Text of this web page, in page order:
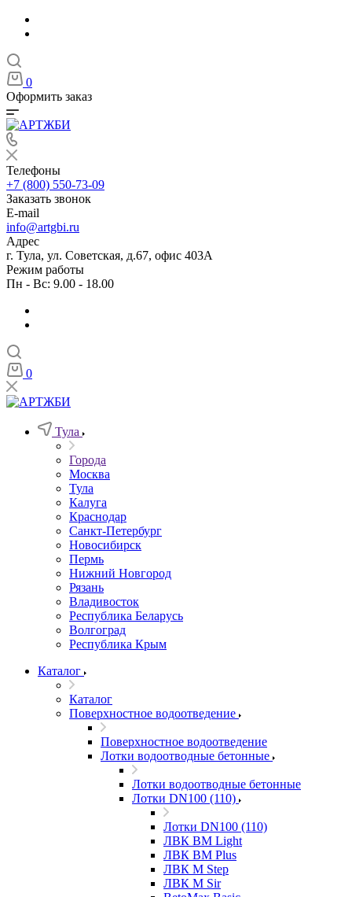
0
Оформить заказ
Телефоны
+7 (800) 550-73-09
Заказать звонок
E-mail
info@artgbi.ru
Адрес
г. Тула, ул. Советская, д.67, офис 403А
Режим работы
Пн - Вс: 9.00 - 18.00
0
Тула
Города
Москва
Тула
Калуга
Краснодар
Санкт-Петербург
Новосибирск
Пермь
Нижний Новгород
Рязань
Владивосток
Республика Беларусь
Волгоград
Республика Крым
Каталог
Каталог
Поверхностное водоотведение
Поверхностное водоотведение
Лотки водоотводные бетонные
Лотки водоотводные бетонные
Лотки DN100 (110)
Лотки DN100 (110)
ЛВК ВМ Light
ЛВК ВМ Plus
ЛВК М Step
ЛВК М Sir